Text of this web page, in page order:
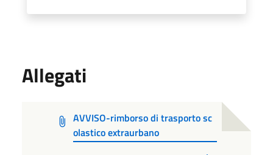
Allegati
AVVISO-rimborso di trasporto sc
olastico extraurbano